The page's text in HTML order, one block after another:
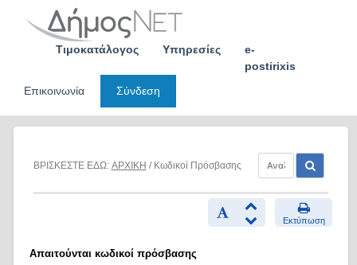
Τιμοκατάλογος Υπηρεσίες
e-
postirixis
Επικοινωνία
Σύνδεση
ΒΡΙΣΚΕΣΤΕ ΕΔΩ: ΑΡΧΙΚΗ / Κωδικοί Πρόσβασης
Εκτύπωση
Απαιτούνται κωδικοί πρόσβασης